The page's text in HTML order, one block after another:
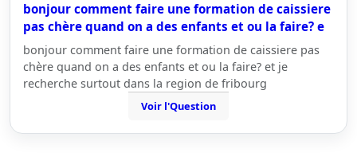
bonjour comment faire une formation de caissiere
pas chère quand on a des enfants et ou la faire? e
bonjour comment faire une formation de caissiere pas
chère quand on a des enfants et ou la faire? et je
recherche surtout dans la region de fribourg
Voir l'Question